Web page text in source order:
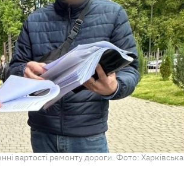
вартості ремонту дороги. Фото: Харківська